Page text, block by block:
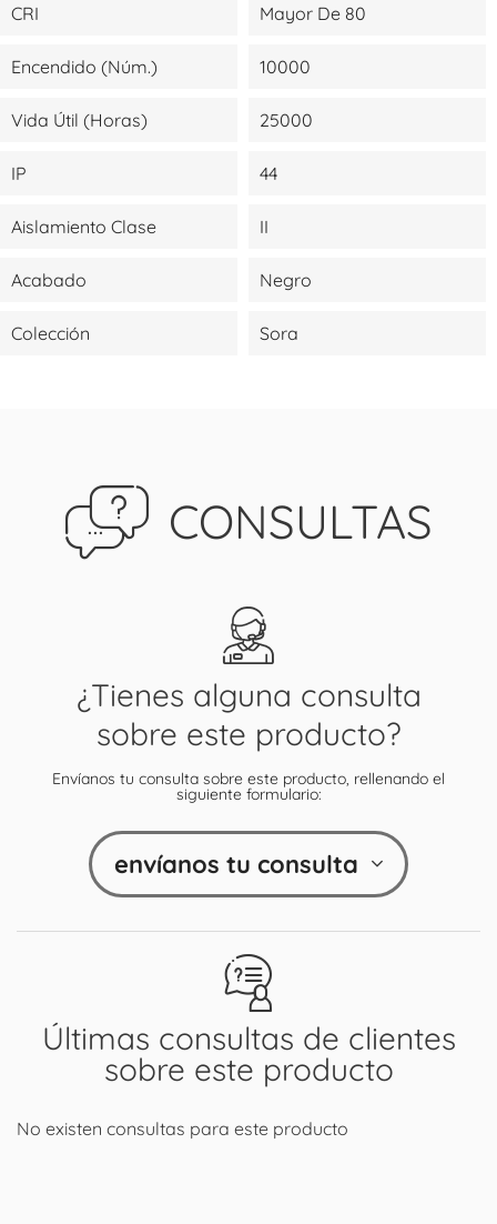
CRI Mayor De 80
Encendido (Núm.) 10000
Vida Útil (Horas) 25000
IP 44
Aislamiento Clase II
Acabado Negro
Colección Sora
CONSULTAS
Últimas consultas de clientes
sobre este producto
No existen consultas para este producto
¿Tienes alguna consulta
sobre este producto?
Envíanos tu consulta sobre este producto, rellenando el
siguiente formulario:
envíanos tu consulta